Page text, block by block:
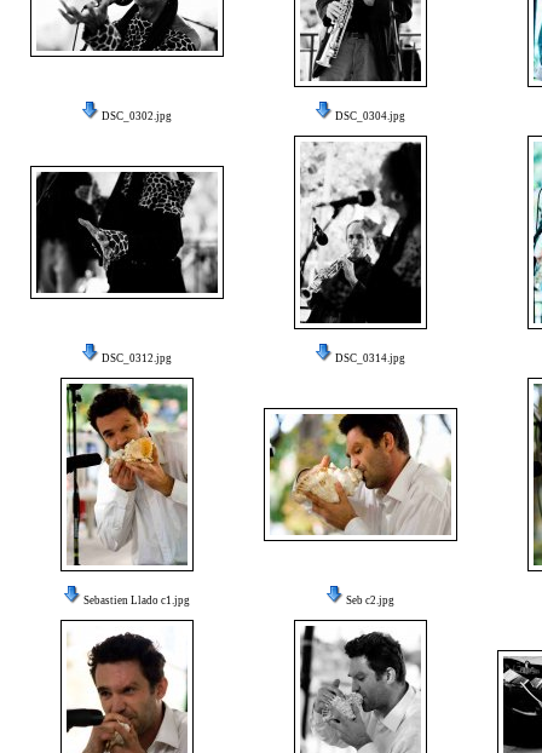
DSC_0302.jpg DSC_0304.jpg
DSC_0312.jpg DSC_0314.jpg
Sebastien Llado c1.jpg Seb c2.jpg